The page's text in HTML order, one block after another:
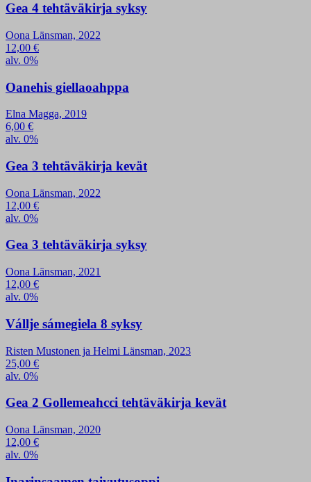
Gea 4 tehtäväkirja syksy
Oona Länsman, 2022
12,00 €
alv. 0%
Oanehis giellaoahppa
Elna Magga, 2019
6,00 €
alv. 0%
Gea 3 tehtäväkirja kevät
Oona Länsman, 2022
12,00 €
alv. 0%
Gea 3 tehtäväkirja syksy
Oona Länsman, 2021
12,00 €
alv. 0%
Vállje sámegiela 8 syksy
Risten Mustonen ja Helmi Länsman, 2023
25,00 €
alv. 0%
Gea 2 Gollemeahcci tehtäväkirja kevät
Oona Länsman, 2020
12,00 €
alv. 0%